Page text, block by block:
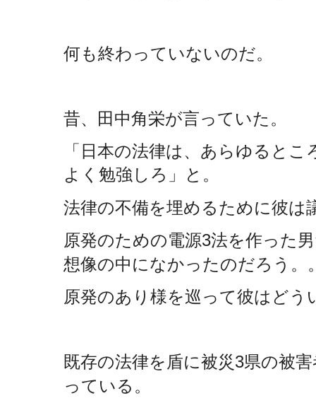
何も終わっていないのだ。
昔、田中角栄が言っていた。
「日本の法律は、あらゆると
よく勉強しろ」と。
法律の不備を埋めるために彼は
原発のための電源3法を作った
想像の中になかったのだろう。
原発のあり様を巡って彼はどう
既存の法律を盾に被災3県の被
っている。